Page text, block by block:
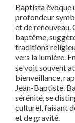
Baptista évoque
profondeur
et de renouveau.
baptême,
traditions
vers la lumière.
se voit souvent
bienveillance,
Jean-Baptiste.
sérénité, se
culturel, faisant
et de gravité.